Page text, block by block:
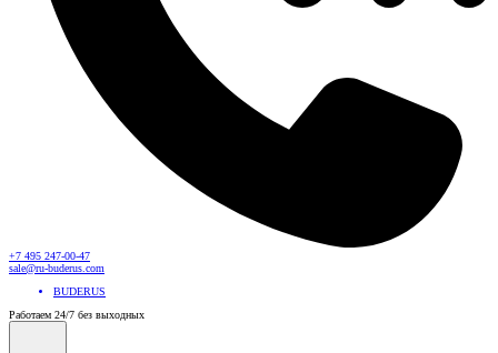
+7 495 247-00-47
sale@ru-buderus.com
BUDERUS
Работаем 24/7 без выходных